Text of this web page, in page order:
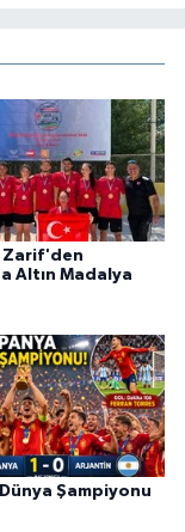
Zarif'den
Altın Madalya
Şampiyonu